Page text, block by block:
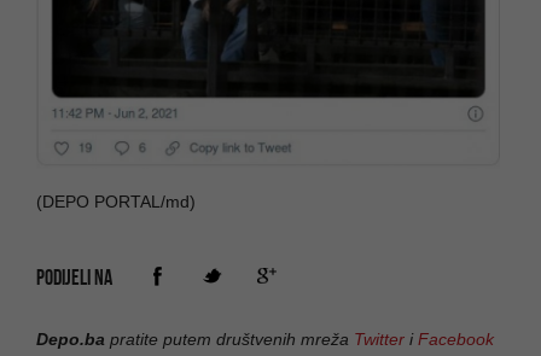
(DEPO PORTAL/md)
PODIJELI NA
Depo.ba pratite putem društvenih mreža Twitter iFacebook